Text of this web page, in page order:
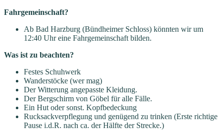
Fahrgemeinschaft?
Ab Bad Harzburg (Bündheimer Schloss) könnten wir um
12:40 Uhr eine Fahrgemeinschaft bilden.
Was ist zu beachten?
Festes Schuhwerk
Wanderstöcke (wer mag)
Der Witterung angepasste Kleidung.
Der Bergschirm von Göbel für alle Fälle.
Ein Hut oder sonst. Kopfbedeckung
Rucksackverpflegung und genügend zu trinken (Erste richtige
Pause i.d.R. nach ca. der Hälfte der Strecke.)